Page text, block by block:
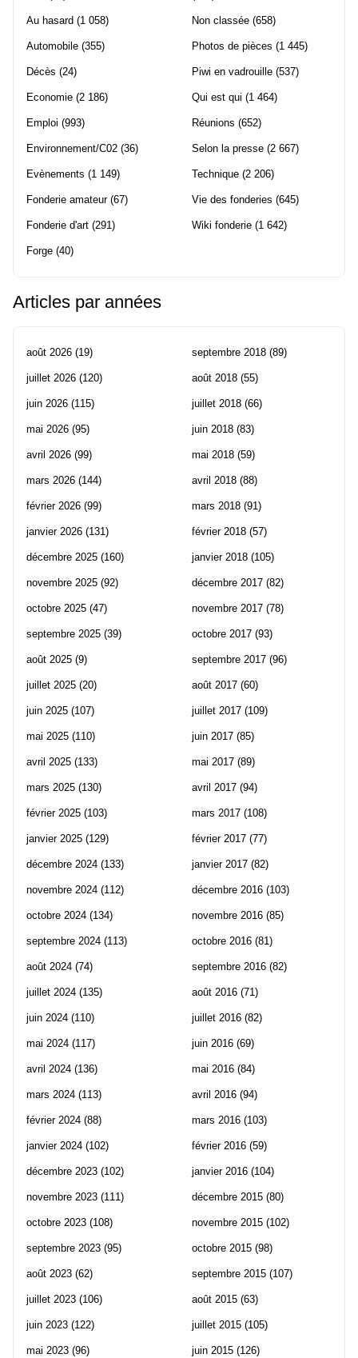
Au hasard (1 058)
Automobile (355)
Décès (24)
Economie (2 186)
Emploi (993)
Environnement/C02 (36)
Evènements (1 149)
Fonderie amateur(67)
Fonderie d'art (291)
Forge (40)
Non classée (658)
Photos de pièces (1 445)
Piwi en vadrouille (537)
Qui est qui (1 464)
Réunions (652)
Selon la presse (2 667)
Technique (2 206)
Vie des fonderies (645)
Wiki fonderie (1 642)
Articles par années
août 2026 (19)
juillet 2026 (120)
juin 2026 (115)
mai 2026 (95)
avril 2026 (99)
mars 2026 (144)
février 2026 (99)
janvier 2026 (131)
décembre 2025 (160)
novembre 2025 (92)
octobre 2025 (47)
septembre 2025 (39)
août 2025 (9)
juillet 2025 (20)
juin 2025 (107)
mai 2025 (110)
avril 2025 (133)
mars 2025 (130)
février 2025 (103)
janvier 2025 (129)
décembre 2024 (133)
novembre 2024 (112)
octobre 2024 (134)
septembre 2024 (113)
août 2024 (74)
juillet 2024 (135)
juin 2024 (110)
mai 2024 (117)
avril 2024 (136)
mars 2024 (113)
février 2024 (88)
janvier 2024 (102)
décembre 2023 (102)
novembre 2023 (111)
octobre 2023 (108)
septembre 2023 (95)
août 2023 (62)
juillet 2023 (106)
juin 2023 (122)
mai 2023 (96)
septembre 2018 (89)
août 2018 (55)
juillet 2018 (66)
juin 2018 (83)
mai 2018 (59)
avril 2018 (88)
mars 2018 (91)
février 2018 (57)
janvier 2018 (105)
décembre 2017 (82)
novembre 2017 (78)
octobre 2017 (93)
septembre 2017 (96)
août 2017 (60)
juillet 2017 (109)
juin 2017 (85)
mai 2017 (89)
avril 2017 (94)
mars 2017 (108)
février 2017 (77)
janvier 2017 (82)
décembre 2016 (103)
novembre 2016 (85)
octobre 2016 (81)
septembre 2016 (82)
août 2016 (71)
juillet 2016 (82)
juin 2016 (69)
mai 2016 (84)
avril 2016 (94)
mars 2016 (103)
février 2016 (59)
janvier 2016 (104)
décembre 2015 (80)
novembre 2015 (102)
octobre 2015 (98)
septembre 2015 (107)
août 2015 (63)
juillet 2015 (105)
juin 2015 (126)